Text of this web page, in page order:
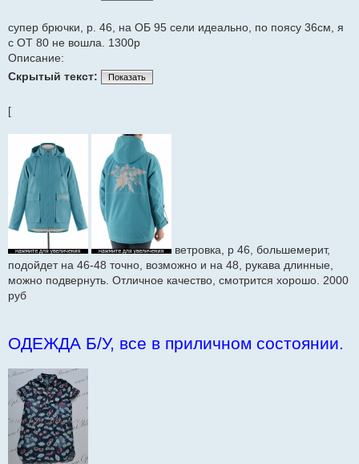
супер брючки, р. 46, на ОБ 95 сели идеально, по поясу 36см, я
с ОТ 80 не вошла. 1300р
Описание:
Скрытый текст:
Показать
[
ветровка, р 46, большемерит,
подойдет на 46-48 точно, возможно и на 48, рукава длинные,
можно подвернуть. Отличное качество, смотрится хорошо. 2000
руб
ОДЕЖДА Б/У, все в приличном состоянии.